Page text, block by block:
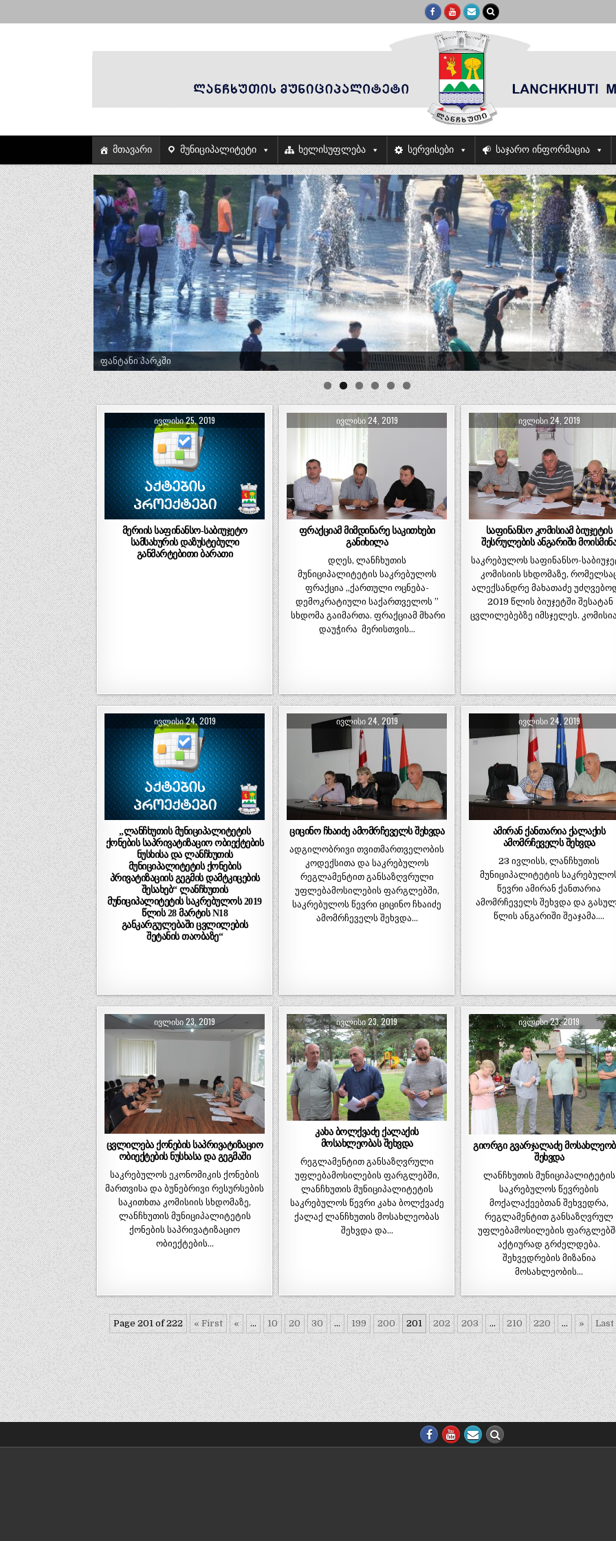
მთავარი მუნიციპალიტეტი ხელისუფლება სერვისები საჯარო ინფორმაცია
ტრადიციული ლელობურთი შუხუთში
ᲘᲕᲚᲘᲡᲘ 25, 2019
მერიის საფინანსო-საბიუჯეტო
სამსახურის დაზუსტებული
განმარტებითი ბარათი
ᲘᲕᲚᲘᲡᲘ 24, 2019
ფრაქციამ მიმდინარე საკითხები
განიხილა
დღეს, ლანჩხუთის
მუნიციპალიტეტის საკრებულოს
ფრაქცია ,,ქართული ოცნება-
დემოკრატიული საქართველოს ”
სხდომა გაიმართა. ფრაქციამ მხარი
დაუჭირა მერისთვის…
ᲘᲕᲚᲘᲡᲘ 24, 2019
საფინანსო კომისიამ ბიუჯეტის
შესრულების ანგარიში
საკრებულოს საფინანსო-
კომისიის სხდომაზე,
ალექსანდრე მახათაძე
2019 წლის ბიუჯეტში შესატან
ცვლილებებზე იმსჯელეს.
ᲘᲕᲚᲘᲡᲘ 24, 2019
„ლანჩხუთის მუნიციპალიტეტის
ქონების საპრივატიზაციო ობიექტების
ნუსხისა და ლანჩხუთის
მუნიციპალიტეტის ქონების
პრივატიზაციის გეგმის დამტკიცების
შესახებ“ ლანჩხუთის
მუნიციპალიტეტის საკრებულოს 2019
წლის 28 მარტის N18
განკარგულებაში ცვლილების
შეტანის თაობაზე“
ᲘᲕᲚᲘᲡᲘ 24, 2019
ციცინო ჩხაიძე ამომრჩეველს შეხვდა
ადგილობრივი თვითმართველობის
კოდექსითა და საკრებულოს
რეგლამენტით განსაზღვრული
უფლებამოსილების ფარგლებში,
საკრებულოს წევრი ციცინო ჩხაიძე
ამომრჩეველს შეხვდა…
ᲘᲕᲚᲘᲡᲘ 24, 2019
ამირან ქანთარია ქალაქის
ამომრჩეველს შეხვდა
23 ივლისს, ლანჩხუთის
მუნიციპალიტეტის
წევრი ამირან ქანთარია
ამომრჩეველს შეხვდა და
წლის ანგარიში შეაჯამა….
ᲘᲕᲚᲘᲡᲘ 23, 2019
ცვლილება ქონების საპრივატიზაციო
ობიექტების ნუსხასა და გეგმაში
საკრებულოს ეკონომიკის ქონების
მართვისა და ბუნებრივი რესურსების
საკითხთა კომისიის სხდომაზე,
ლანჩხუთის მუნიციპალიტეტის
ქონების საპრივატიზაციო
ობიექტების…
ᲘᲕᲚᲘᲡᲘ 23, 2019
კახა ბოლქვაძე ქალაქის
მოსახლეობას შეხვდა
რეგლამენტით განსაზღვრული
უფლებამოსილების ფარგლებში,
ლანჩხუთის მუნიციპალიტეტის
საკრებულოს წევრი კახა ბოლქვაძე
ქალაქ ლანჩხუთის მოსახლეობას
შეხვდა და…
ᲘᲕᲚᲘᲡᲘ 23, 2019
გიორგი გვარჯალაძე
შეხვდა
ლანჩხუთის მუნიციპალიტეტის
საკრებულოს წევრების
მოქალაქეებთან შეხვედრა,
რეგლამენტით განსაზღვრულ
უფლებამოსილების
აქტიურად გრძელდება.
შეხვედრების მიზანია
მოსახლეობის…
Page 201 of 222 « First « ... 10 20 30 ... 199 200 201 202 203 ... 210 220 ... » Last